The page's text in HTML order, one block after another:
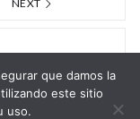
NEXT
que damos la
este sitio
uso.